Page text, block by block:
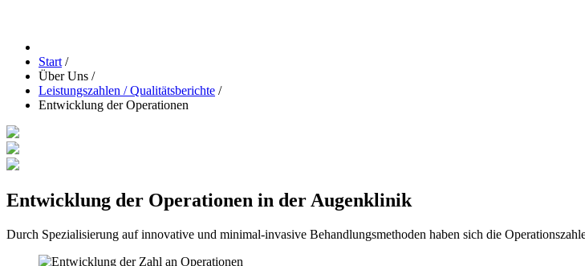
Start /
Über Uns /
Leistungszahlen / Qualitätsberichte /
Entwicklung der Operationen
Entwicklung der Operationen in der Augenklinik
Durch Spezialisierung auf innovative und minimal-invasive Behandlungsmethoden haben sich die